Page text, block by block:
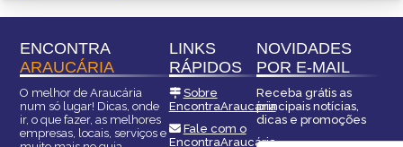
ENCONTRA
ARAUCÁRIA
O melhor de Araucária
num só lugar! Dicas, onde
ir, o que fazer, as melhores
empresas, locais, serviços e
LINKS
RÁPIDOS
Sobre
EncontraAraucária
Fale com o
EncontraAraucária
NOVIDADES
POR E-MAIL
Receba grátis as
principais notícias,
dicas e promoções